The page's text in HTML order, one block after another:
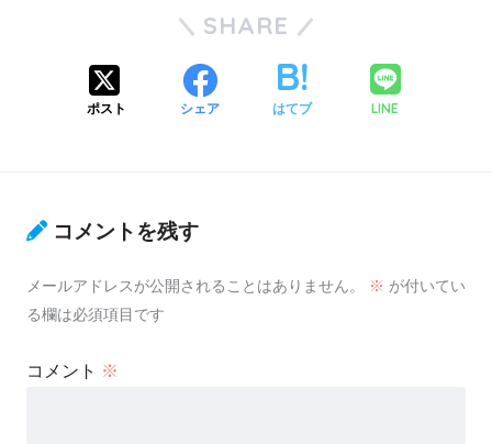
SHARE
ポスト シェア はてブ LINE
コメントを残す
メールアドレスが公開されることはありません。 ※ が付いてい
る欄は必須項目です
コメント ※